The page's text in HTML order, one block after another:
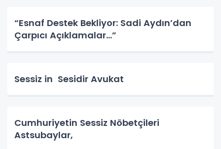
“Esnaf Destek Bekliyor: Sadi Aydın’dan
Çarpıcı Açıklamalar…”
Sessiz in Sesidir Avukat
Cumhuriyetin Sessiz Nöbetçileri
Astsubaylar,